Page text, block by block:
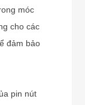
móc
cho các
đảm bảo
pin nút